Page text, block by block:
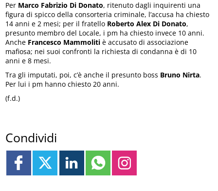
Per Marco Fabrizio Di Donato, ritenuto dagli inquirenti una
figura di spicco della consorteria criminale, l’accusa ha chiesto
14 anni e 2 mesi; per il fratello Roberto Alex Di Donato,
presunto membro del Locale, i pm ha chiesto invece 10 anni.
Anche Francesco Mammoliti è accusato di associazione
mafiosa; nei suoi confronti la richiesta di condanna è di 10
anni e 8 mesi.
Tra gli imputati, poi, c’è anche il presunto boss Bruno Nirta.
Per lui i pm hanno chiesto 20 anni.
(f.d.)
Condividi